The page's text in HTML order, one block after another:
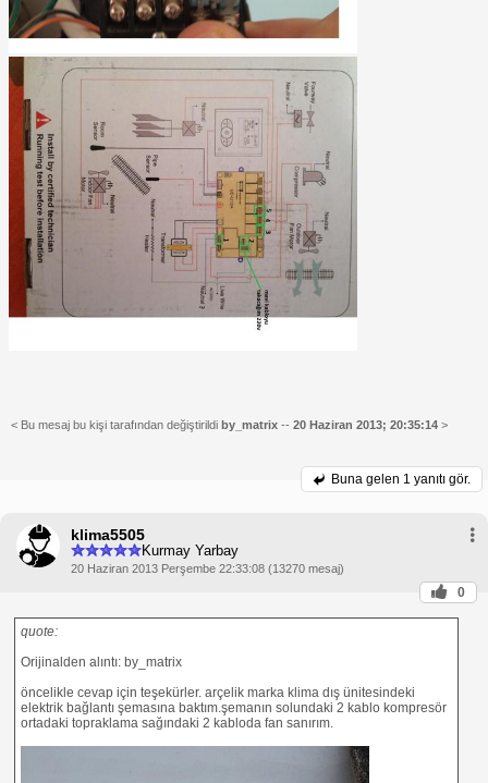
< Bu mesaj bu kişi tarafından değiştirildi by_matrix -- 20 Haziran 2013; 20:35:14 >
Buna gelen 1 yanıtı gör.
klima5505
Kurmay Yarbay
20 Haziran 2013 Perşembe 22:33:08 (13270 mesaj)
0
quote:
Orijinalden alıntı: by_matrix
öncelikle cevap için teşekürler. arçelik marka klima dış ünitesindeki
elektrik bağlantı şemasına baktım.şemanın solundaki 2 kablo kompresör
ortadaki topraklama sağındaki 2 kabloda fan sanırım.